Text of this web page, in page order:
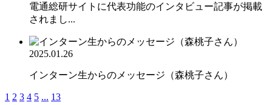
電通総研サイトに代表功能のインタビュー記事が掲載
されまし...
2025.01.26
インターン生からのメッセージ（森桃子さん）
1 2 3 4 5 ... 13